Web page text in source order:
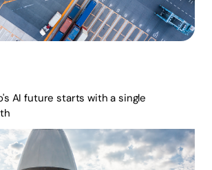
AI future starts with a single